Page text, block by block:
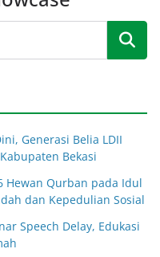
Generasi Belia LDII
Bekasi
Hewan Qurban pada Idul
dan Kepedulian Sosial
Speech Delay, Edukasi